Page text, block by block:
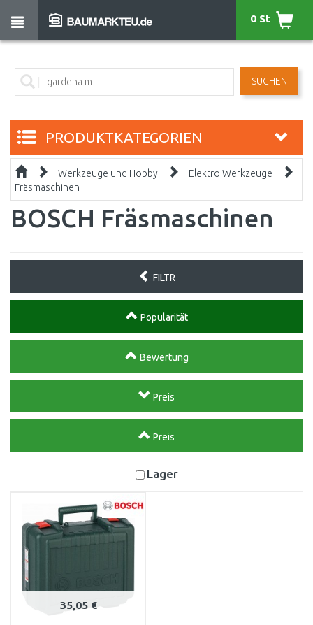
SUCHEN
0 St
PRODUKTKATEGORIEN
Werkzeuge und Hobby
Elektro Werkzeuge
Fräsmaschinen
BOSCH Fräsmaschinen
FILTR
Popularität
Bewertung
Preis
Preis
Lager
35,05 €